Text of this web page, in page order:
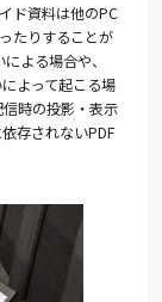
ド資料は他のPC
たりすることが
よる場合や、
よって起こる場
時の投影・表示
存されないPDF